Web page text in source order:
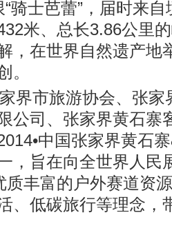
骑士芭蕾”，届时来
米、总长3.86公里
，在世界自然遗产地
。
界市旅游协会、张家
公司、张家界黄石寨
中国张家界黄石
，旨在向全世界人民
质丰富的户外赛道资
、低碳旅行等理念，